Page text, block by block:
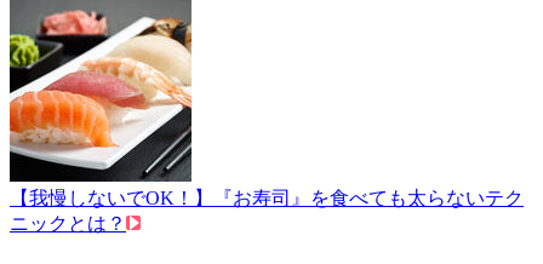
【我慢しないでOK！】『お寿司』を食べても太らないテク
ニックとは？